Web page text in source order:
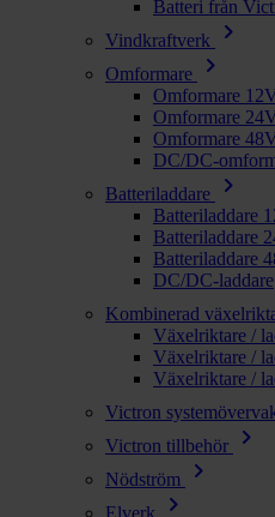
Batteri från
Vindkraftverk
chevron_right
Omformare chevron_right
Omformare
Omformare
Omformare
DC/DC-
Batteriladdare
chevron_right
Batteriladdare
Batteriladdare
Batteriladdare
DC/DC-laddare
Kombinerad
Växelriktare /
Växelriktare /
Växelriktare /
Victron
Victron tillbehör chevron_right
Nödström chevron_right
Elverk chevron_right